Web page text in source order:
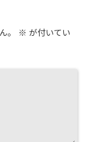
。 ※ が付いてい